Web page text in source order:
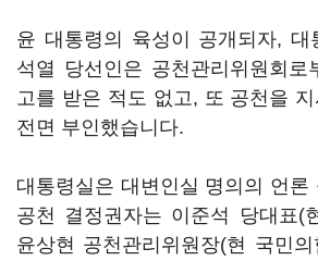
윤 대통령의 육성이 공개되자, 대
석열 당선인은 공천관리위원회
고를 받은 적도 없고, 또 공천을
전면 부인했습니다.
대통령실은 대변인실 명의의 언론
공천 결정권자는 이준석 당대표(
윤상현 공천관리위원장(현 국민